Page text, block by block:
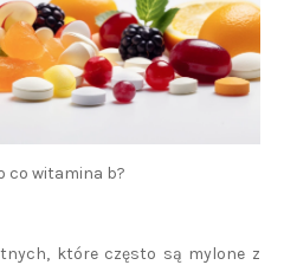
co witamina b?
które często są mylone z